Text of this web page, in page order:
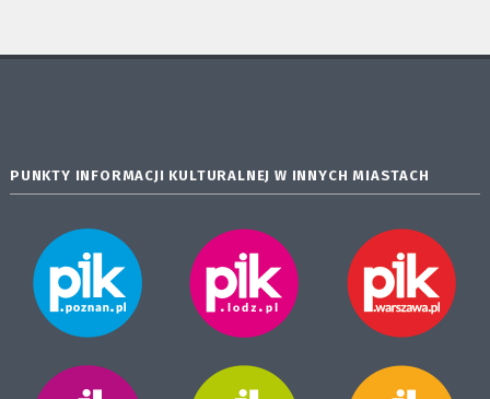
PUNKTY INFORMACJI KULTURALNEJ W INNYCH MIASTACH